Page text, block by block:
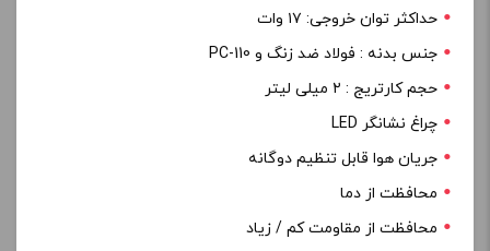
حداکثر توان خروجی: ۱۷ وات
جنس بدنه : فولاد ضد زنگ و PC-110
حجم کارتریج : ۲ میلی لیتر
چراغ نشانگر LED
جریان هوا قابل تنظیم دوگانه
محافظت از دما
محافظت از مقاومت کم / زیاد